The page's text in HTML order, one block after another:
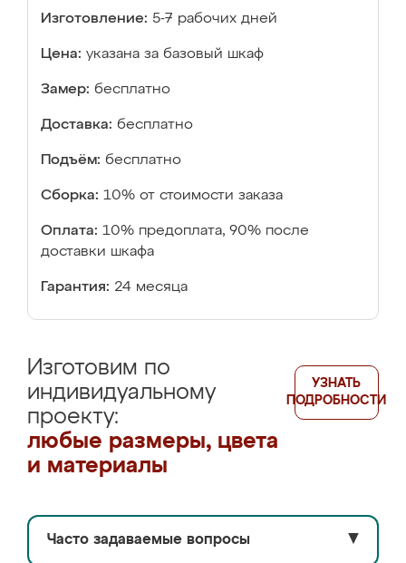
Изготовление: 5-7 рабочих дней
Цена: указана за базовый шкаф
Замер: бесплатно
Доставка: бесплатно
Подъём: бесплатно
Сборка: 10% от стоимости заказа
Оплата: 10% предоплата, 90% после
доставки шкафа
Гарантия: 24 месяца
Изготовим по
индивидуальному
проекту:
любые размеры, цвета
и материалы
УЗНАТЬ
ПОДРОБНОСТИ
Часто задаваемые вопросы ▼